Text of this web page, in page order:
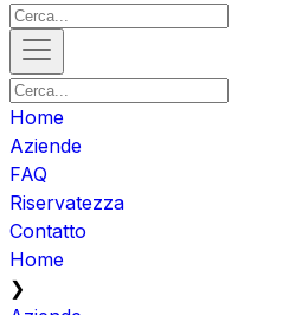
Home
Aziende
FAQ
Riservatezza
Contatto
Home
❯